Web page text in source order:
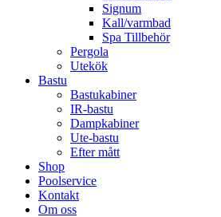
Signum
Kall/varmbad
Spa Tillbehör
Pergola
Utekök
Bastu
Bastukabiner
IR-bastu
Dampkabiner
Ute-bastu
Efter mått
Shop
Poolservice
Kontakt
Om oss